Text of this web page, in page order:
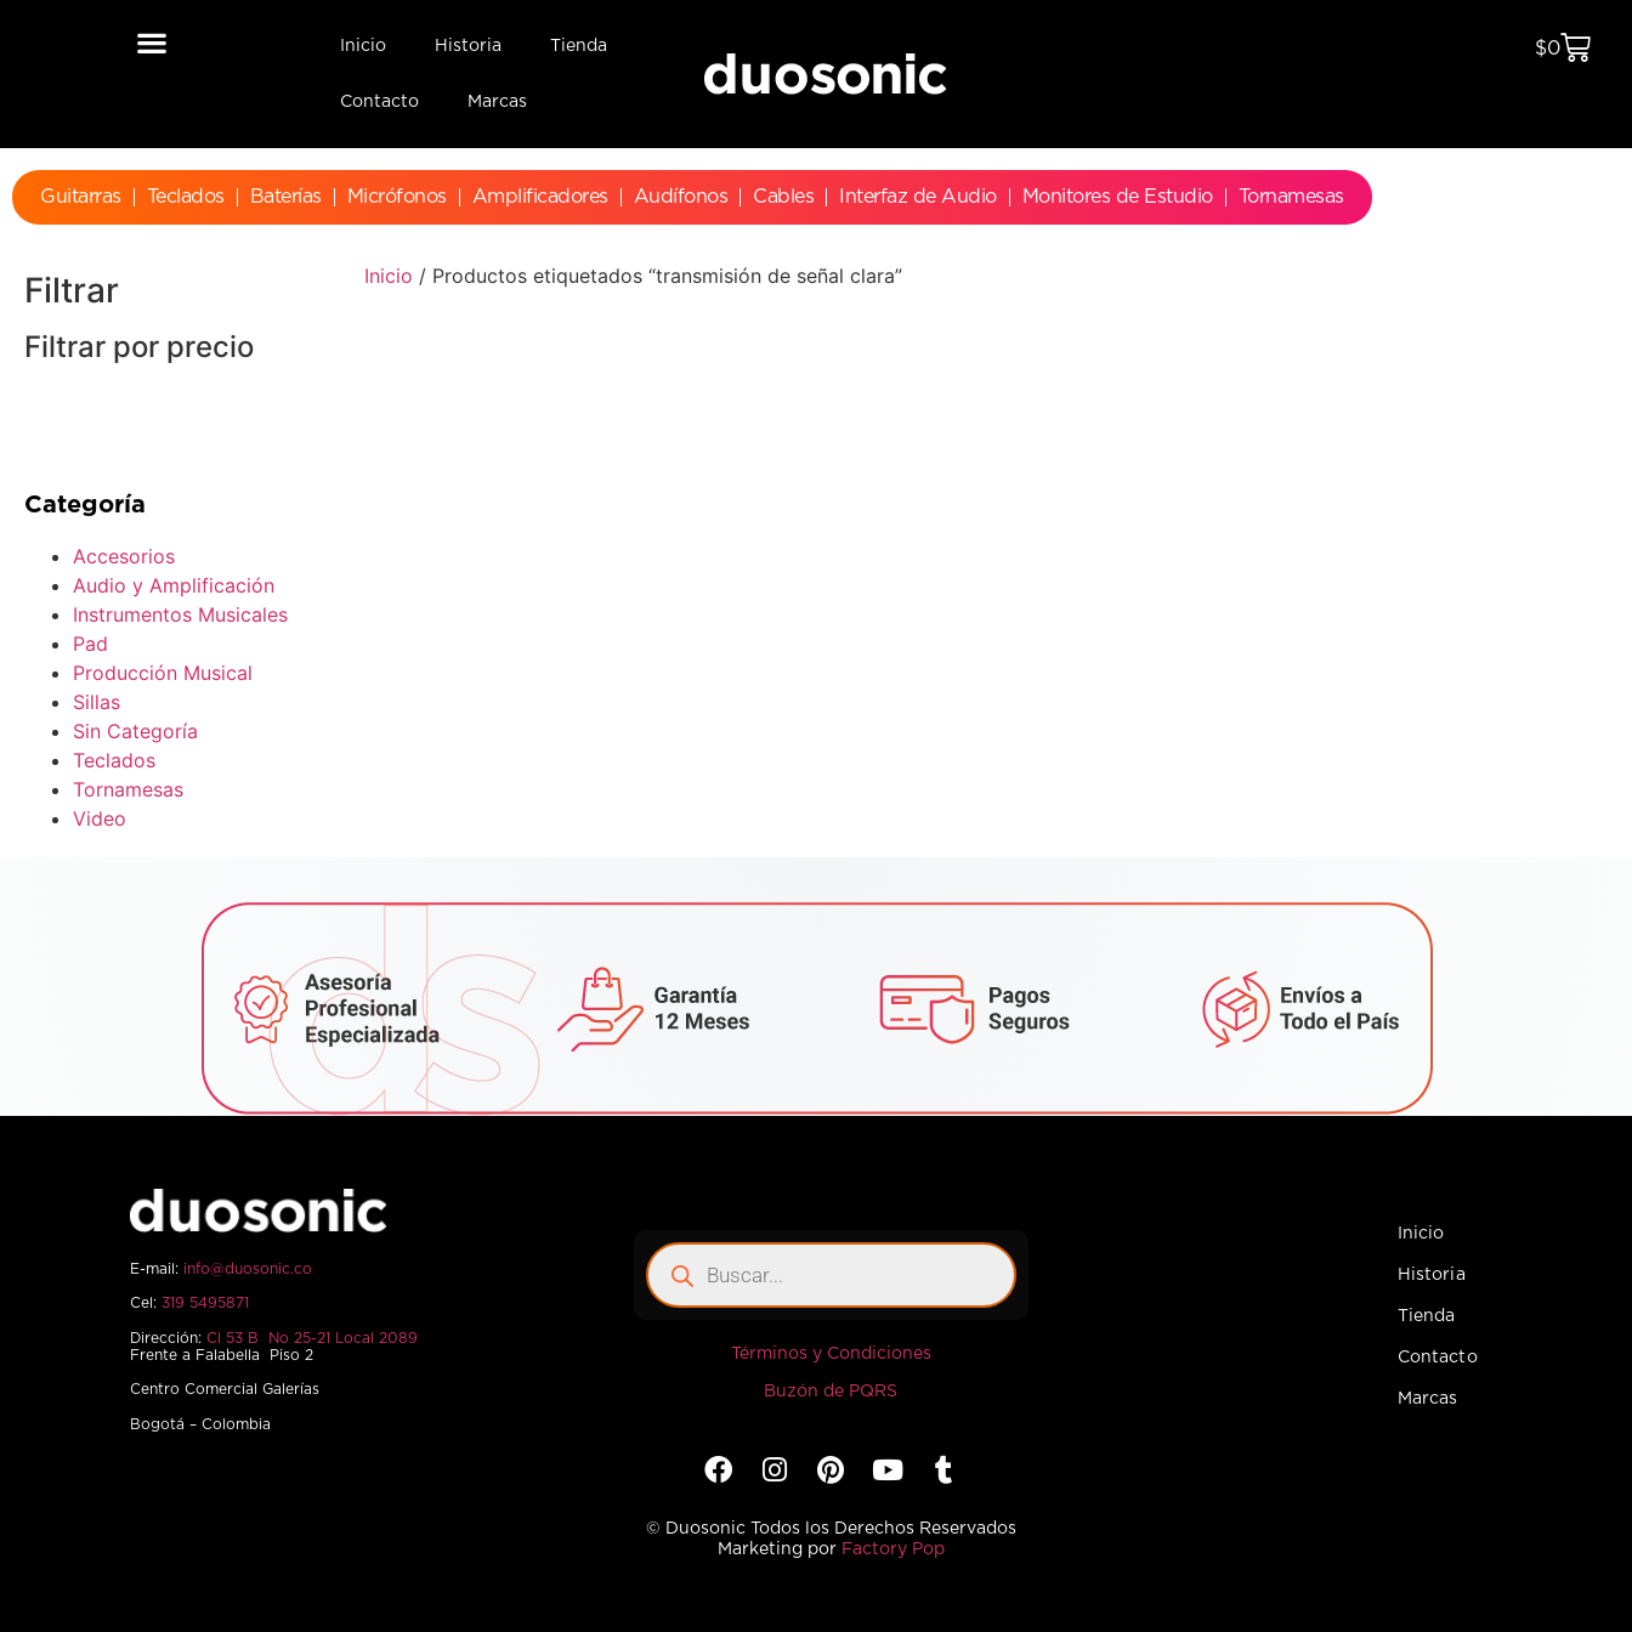
Inicio Historia Tienda
Contacto Marcas
$0
Guitarras Teclados Baterías Micrófonos Amplificadores Audífonos Cables Interfaz de Audio Monitores de Estudio Tornamesas
Filtrar
Filtrar por precio
Categoría
Accesorios
Audio y Amplificación
Instrumentos Musicales
Pad
Producción Musical
Sillas
Sin Categoría
Teclados
Tornamesas
Video
Inicio / Productos etiquetados “transmisión de señal clara”
E-mail: info@duosonic.co
Cel: 319 5495871
Dirección: Cl 53 B No 25-21 Local 2089
Frente a Falabella Piso 2
Centro Comercial Galerías
Bogotá – Colombia
Términos y Condiciones
Buzón de PQRS
© Duosonic Todos los Derechos Reservados
Marketing por Factory Pop
Inicio
Historia
Tienda
Contacto
Marcas